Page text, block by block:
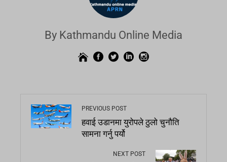
By Kathmandu Online Media
PREVIOUS POST
हवाई उडानमा युरोपले ठुलो चुनौति
सामना गर्नु पर्यो
NEXT POST